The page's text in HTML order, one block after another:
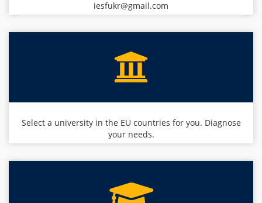
iesfukr@gmail.com
Select a university in the EU countries for you. Diagnose
your needs.